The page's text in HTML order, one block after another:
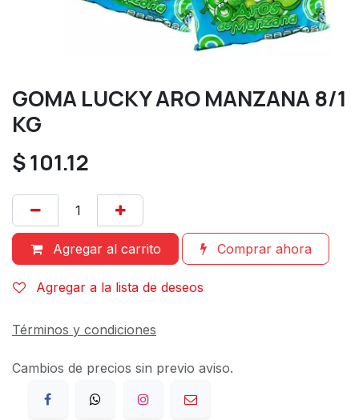
GOMA LUCKY ARO MANZANA 8/1
KG
$101.12
Agregar al carrito Comprar ahora
Agregar a la lista de deseos
Términos y condiciones
Cambios de precios sin previo aviso.